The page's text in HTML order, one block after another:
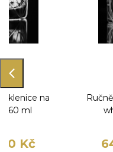
sklenice na
60 ml
Kč